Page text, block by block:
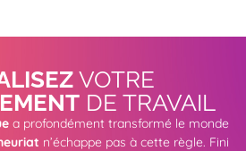
VOTRE
DE TRAVAIL
a profondément transformé le monde
n’échappe pas à cette règle. Fini